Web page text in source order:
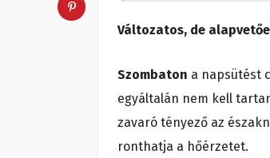
Változatos, de
Szombaton a napsütést
egyáltalán nem kell
zavaró tényező az
ronthatja a hőérzetet.